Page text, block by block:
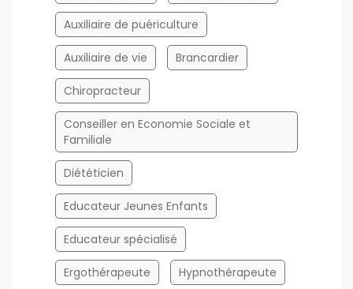
Auxiliaire de puériculture
Auxiliaire de vie Brancardier
Chiropracteur
Conseiller en Economie Sociale et
Familiale
Diététicien
Educateur Jeunes Enfants
Educateur spécialisé
Ergothérapeute Hypnothérapeute